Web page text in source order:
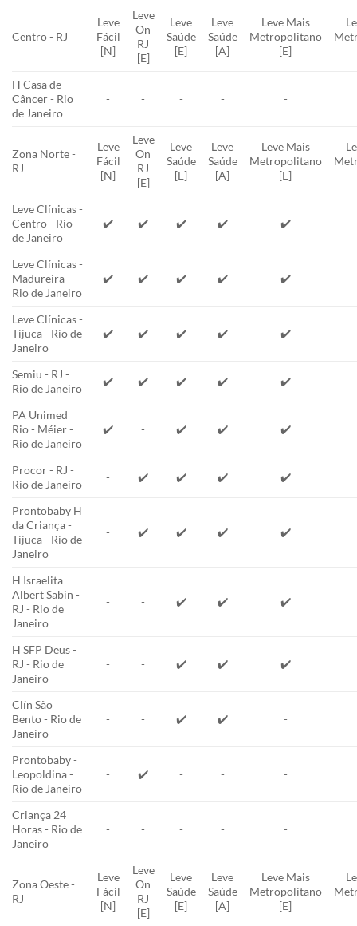
Centro - RJ
Leve
Fácil
[N]
Leve
On
RJ
[E]
Leve
Saúde
[E]
Leve
Saúde
[A]
Leve Mais
Metropolitano
[E]
H Casa de
Câncer - Rio
de Janeiro
- - - - -
Zona Norte -
RJ
Leve
Fácil
[N]
Leve
On
RJ
[E]
Leve
Saúde
[E]
Leve
Saúde
[A]
Leve Mais
Metropolitano
[E]
Leve Clínicas -
Centro - Rio
de Janeiro
✔️ ✔️ ✔️ ✔️ ✔️
Leve Clínicas -
Madureira -
Rio de Janeiro
✔️ ✔️ ✔️ ✔️ ✔️
Leve Clínicas -
Tijuca - Rio de
Janeiro
✔️ ✔️ ✔️ ✔️ ✔️
Semiu - RJ -
Rio de Janeiro
✔️ ✔️ ✔️ ✔️ ✔️
PA Unimed
Rio - Méier -
Rio de Janeiro
✔️ - ✔️ ✔️ ✔️
Procor - RJ -
Rio de Janeiro
- ✔️ ✔️ ✔️ ✔️
Prontobaby H
da Criança -
Tijuca - Rio de
Janeiro
- ✔️ ✔️ ✔️ ✔️
H Israelita
Albert Sabin -
RJ - Rio de
Janeiro
- - ✔️ ✔️ ✔️
H SFP Deus -
RJ - Rio de
Janeiro
- - ✔️ ✔️ ✔️
Clín São
Bento - Rio de
Janeiro
- - ✔️ ✔️ -
Prontobaby -
Leopoldina -
Rio de Janeiro
- ✔️ - - -
Criança 24
Horas - Rio de
Janeiro
- - - - -
Zona Oeste -
RJ
Leve
Fácil
[N]
Leve
On
RJ
[E]
Leve
Saúde
[E]
Leve
Saúde
[A]
Leve Mais
Metropolitano
[E]